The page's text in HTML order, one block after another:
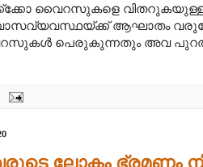
വൈറസുകളെ വിതറുകയുള്ളു.
ആഘാതം
പെരുകുന്നതും അവ
ലോകം